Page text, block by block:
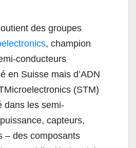
des groupes
, champion
conducteurs
en Suisse mais d’ADN
(STM)
dans les semi-
capteurs,
– des composants